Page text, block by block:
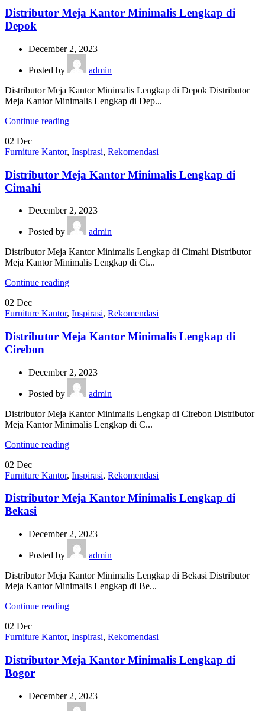
Distributor Meja Kantor Minimalis Lengkap di
Depok
December 2, 2023
Posted by
admin
Distributor Meja Kantor Minimalis Lengkap di Depok Distributor
Meja Kantor Minimalis Lengkap di Dep...
Continue reading
02 Dec
Furniture Kantor, Inspirasi, Rekomendasi
Distributor Meja Kantor Minimalis Lengkap di
Cimahi
December 2, 2023
Posted by
admin
Distributor Meja Kantor Minimalis Lengkap di Cimahi Distributor
Meja Kantor Minimalis Lengkap di Ci...
Continue reading
02 Dec
Furniture Kantor, Inspirasi, Rekomendasi
Distributor Meja Kantor Minimalis Lengkap di
Cirebon
December 2, 2023
Posted by
admin
Distributor Meja Kantor Minimalis Lengkap di Cirebon Distributor
Meja Kantor Minimalis Lengkap di C...
Continue reading
02 Dec
Furniture Kantor, Inspirasi, Rekomendasi
Distributor Meja Kantor Minimalis Lengkap di
Bekasi
December 2, 2023
Posted by
admin
Distributor Meja Kantor Minimalis Lengkap di Bekasi Distributor
Meja Kantor Minimalis Lengkap di Be...
Continue reading
02 Dec
Furniture Kantor, Inspirasi, Rekomendasi
Distributor Meja Kantor Minimalis Lengkap di
Bogor
December 2, 2023